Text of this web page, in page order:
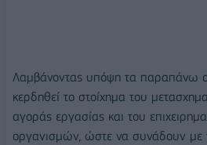
Λαμβάνοντας υπόψη τα παραπάνω
κερδηθεί το στοίχημα του
αγοράς εργασίας και του
οργανισμών, ώστε να συνάδουν με